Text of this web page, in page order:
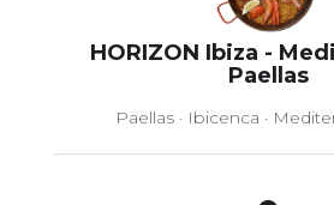
HORIZON Ibiza -
Paellas
Paellas · Ibicenca ·